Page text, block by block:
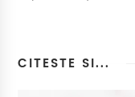
CITESTE SI...